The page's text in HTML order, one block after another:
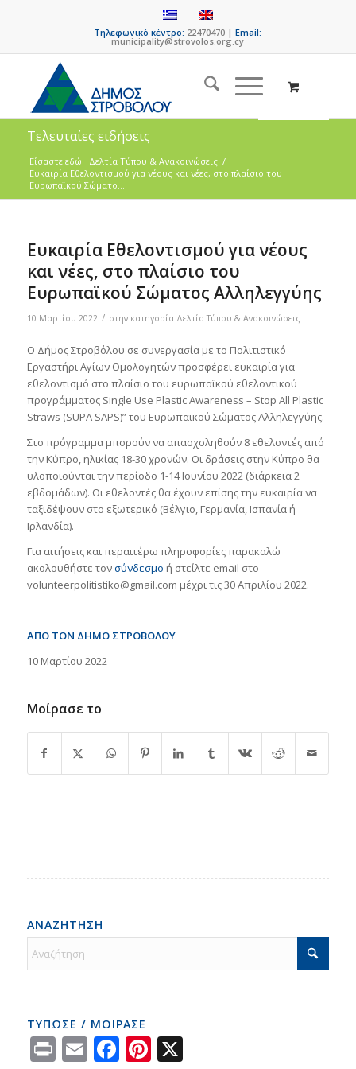
Τηλεφωνικό κέντρο: 22470470 |Email:
municipality@strovolos.org.cy
Τελευταίες ειδήσεις
Είσαστε εδώ: Δελτία Τύπου & Ανακοινώσεις /
Eυκαιρία Εθελοντισμού για νέους και νέες, στο πλαίσιο του
Ευρωπαϊκού Σώματο...
Eυκαιρία Εθελοντισμού για νέους
και νέες, στο πλαίσιο του
Ευρωπαϊκού Σώματος Αλληλεγγύης
10 Μαρτίου 2022 / στην κατηγορία Δελτία Τύπου & Ανακοινώσεις
O Δήμος Στροβόλου σε συνεργασία με το Πολιτιστικό
Εργαστήρι Αγίων Ομολογητών προσφέρει ευκαιρία για
εθελοντισμό στο πλαίσιο του ευρωπαϊκού εθελοντικού
προγράμματος Single Use Plastic Awareness – Stop All Plastic
Straws (SUPA SAPS)” του Ευρωπαϊκού Σώματος Αλληλεγγύης.
Στo πρόγραμμα μπορούν να απασχοληθούν 8 εθελοντές από
την Κύπρο, ηλικίας 18-30 χρονών. Οι δράσεις στην Κύπρο θα
υλοποιούνται την περίοδο 1-14 Ιουνίου 2022 (διάρκεια 2
εβδομάδων). Οι εθελοντές θα έχουν επίσης την ευκαιρία να
ταξιδέψουν στο εξωτερικό (Βέλγιο, Γερμανία, Ισπανία ή
Ιρλανδία).
Για αιτήσεις και περαιτέρω πληροφορίες παρακαλώ
ακολουθήστε τονσύνδεσμο ή στείλτε email στο
volunteerpolitistiko@gmail.com μέχρι τις 30 Απριλίου 2022.
ΑΠΟ ΤΟΝ ΔΗΜΟ ΣΤΡΟΒΟΛΟΥ
10 Μαρτίου 2022
Μοίρασε το
ΑΝΑΖΗΤΗΣΗ
ΤΥΠΩΣΕ / ΜΟΙΡΑΣΕ
PrintEmailFacebook
Pinterest
X